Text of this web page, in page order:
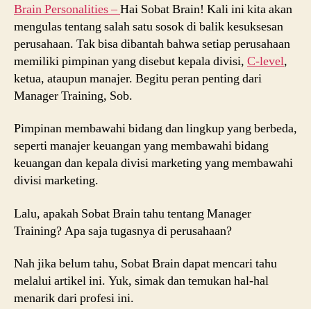
Brain Personalities –Hai Sobat Brain! Kali ini kita akan
mengulas tentang salah satu sosok di balik kesuksesan
perusahaan. Tak bisa dibantah bahwa setiap perusahaan
memiliki pimpinan yang disebut kepala divisi, C-level,
ketua, ataupun manajer. Begitu peran penting dari
Manager Training, Sob.
Pimpinan membawahi bidang dan lingkup yang berbeda,
seperti manajer keuangan yang membawahi bidang
keuangan dan kepala divisi marketing yang membawahi
divisi marketing.
Lalu, apakah Sobat Brain tahu tentang Manager
Training? Apa saja tugasnya di perusahaan?
Nah jika belum tahu, Sobat Brain dapat mencari tahu
melalui artikel ini. Yuk, simak dan temukan hal-hal
menarik dari profesi ini.